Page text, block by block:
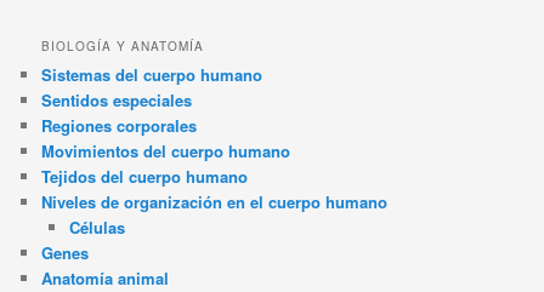
BIOLOGÍA Y ANATOMÍA
Sistemas del cuerpo humano
Sentidos especiales
Regiones corporales
Movimientos del cuerpo humano
Tejidos del cuerpo humano
Niveles de organización en el cuerpo humano
Células
Genes
Anatomía animal